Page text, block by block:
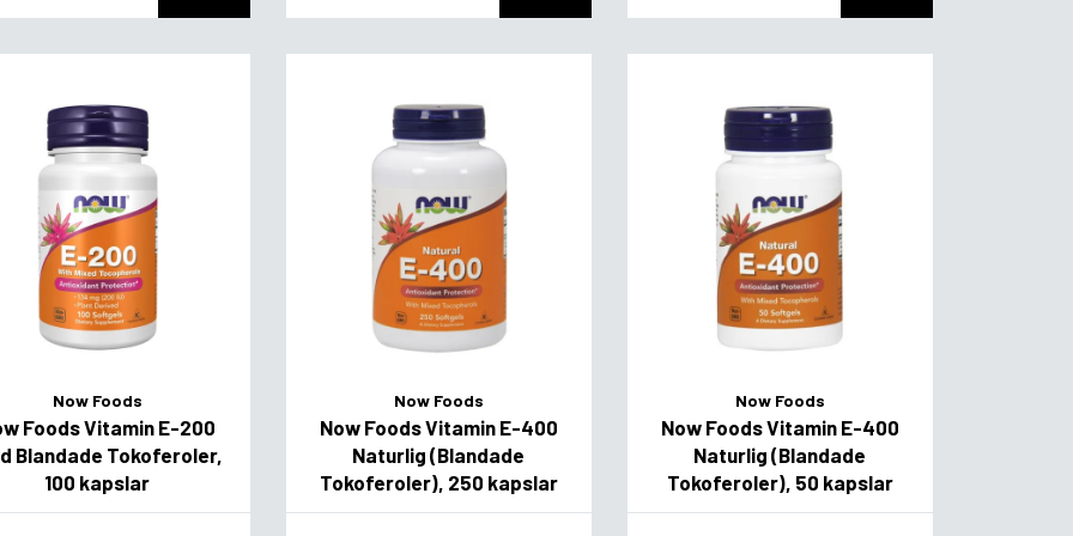
Now Foods
Foods Vitamin E-200
Blandade Tokoferoler,
100 kapslar
Now Foods
Now Foods Vitamin E-400
Naturlig (Blandade
Tokoferoler), 250 kapslar
Now Foods
Now Foods Vitamin E-400
Naturlig (Blandade
Tokoferoler), 50 kapslar